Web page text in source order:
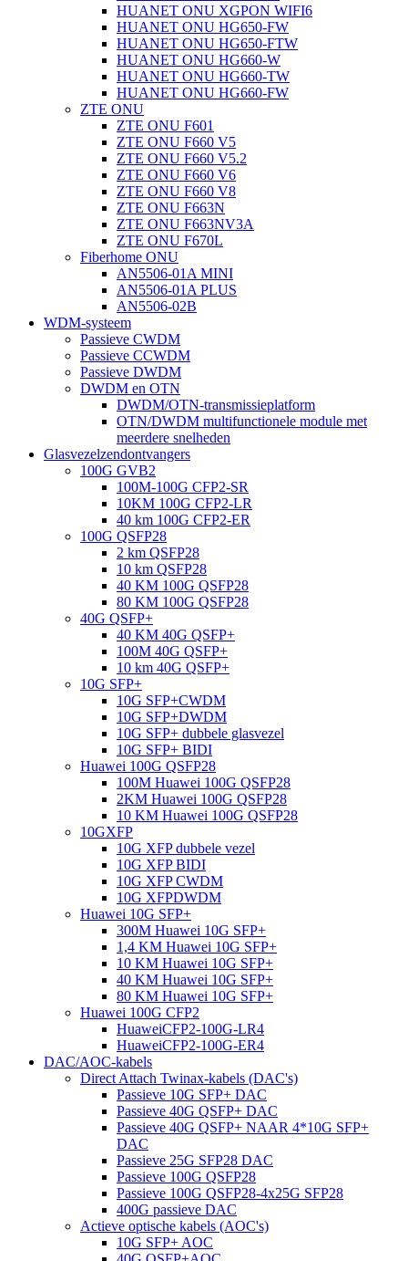
HUANET ONU XGPON WIFI6
HUANET ONU HG650-FW
HUANET ONU HG650-FTW
HUANET ONU HG660-W
HUANET ONU HG660-TW
HUANET ONU HG660-FW
ZTE ONU
ZTE ONU F601
ZTE ONU F660 V5
ZTE ONU F660 V5.2
ZTE ONU F660 V6
ZTE ONU F660 V8
ZTE ONU F663N
ZTE ONU F663NV3A
ZTE ONU F670L
Fiberhome ONU
AN5506-01A MINI
AN5506-01A PLUS
AN5506-02B
WDM-systeem
Passieve CWDM
Passieve CCWDM
Passieve DWDM
DWDM en OTN
DWDM/OTN-transmissieplatform
OTN/DWDM multifunctionele module met
meerdere snelheden
Glasvezelzendontvangers
100G GVB2
100M-100G CFP2-SR
10KM 100G CFP2-LR
40 km 100G CFP2-ER
100G QSFP28
2 km QSFP28
10 km QSFP28
40 KM 100G QSFP28
80 KM 100G QSFP28
40G QSFP+
40 KM 40G QSFP+
100M 40G QSFP+
10 km 40G QSFP+
10G SFP+
10G SFP+CWDM
10G SFP+DWDM
10G SFP+ dubbele glasvezel
10G SFP+ BIDI
Huawei 100G QSFP28
100M Huawei 100G QSFP28
2KM Huawei 100G QSFP28
10 KM Huawei 100G QSFP28
10GXFP
10G XFP dubbele vezel
10G XFP BIDI
10G XFP CWDM
10G XFPDWDM
Huawei 10G SFP+
300M Huawei 10G SFP+
1,4 KM Huawei 10G SFP+
10 KM Huawei 10G SFP+
40 KM Huawei 10G SFP+
80 KM Huawei 10G SFP+
Huawei 100G CFP2
HuaweiCFP2-100G-LR4
HuaweiCFP2-100G-ER4
DAC/AOC-kabels
Direct Attach Twinax-kabels (DAC's)
Passieve 10G SFP+ DAC
Passieve 40G QSFP+ DAC
Passieve 40G QSFP+ NAAR 4*10G SFP+
DAC
Passieve 25G SFP28 DAC
Passieve 100G QSFP28
Passieve 100G QSFP28-4x25G SFP28
400G passieve DAC
Actieve optische kabels (AOC's)
10G SFP+ AOC